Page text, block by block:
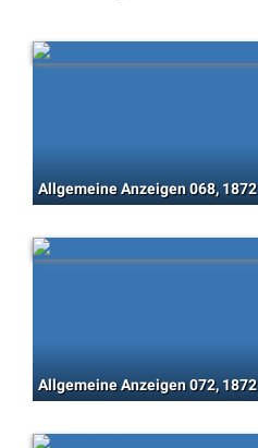
Allgemeine Anzeigen 068, 1872
Allgemeine Anzeigen 072, 1872